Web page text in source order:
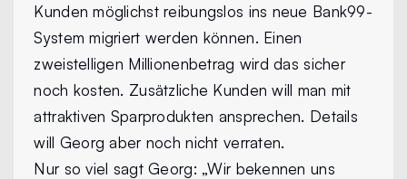
Kunden möglichst reibungslos ins neue Bank99-
System migriert werden können. Einen
zweistelligen Millionenbetrag wird das sicher
noch kosten. Zusätzliche Kunden will man mit
attraktiven Sparprodukten ansprechen. Details
will Georg aber noch nicht verraten.
Nur so viel sagt Georg: „Wir bekennen uns